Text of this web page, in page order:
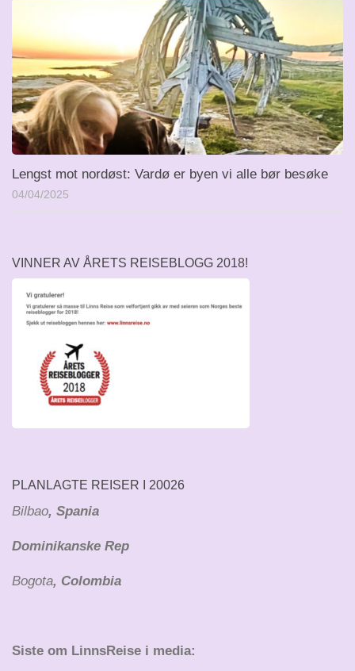
Lengst mot nordøst: Vardø er byen vi alle bør besøke
04/04/2025
VINNER AV ÅRETS REISEBLOGG 2018!
PLANLAGTE REISER I 20026
Bilbao, Spania
Dominikanske Rep
Bogota, Colombia
Siste om LinnsReise i media: